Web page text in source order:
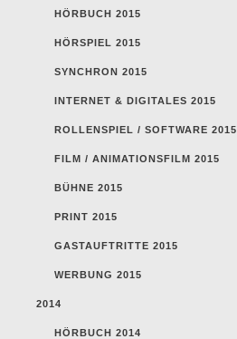
HÖRBUCH 2015
HÖRSPIEL 2015
SYNCHRON 2015
INTERNET & DIGITALES 2015
ROLLENSPIEL / SOFTWARE 2015
FILM / ANIMATIONSFILM 2015
BÜHNE 2015
PRINT 2015
GASTAUFTRITTE 2015
WERBUNG 2015
2014
HÖRBUCH 2014